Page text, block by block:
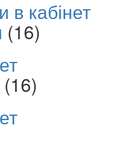
в кабінет
(16)
(16)